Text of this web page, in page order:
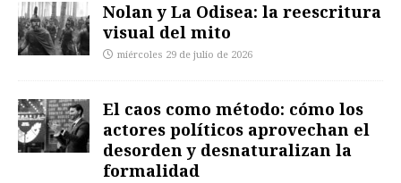
Nolan y La Odisea: la reescritura
visual del mito
miércoles 29 de julio de 2026
El caos como método: cómo los
actores políticos aprovechan el
desorden y desnaturalizan la
formalidad